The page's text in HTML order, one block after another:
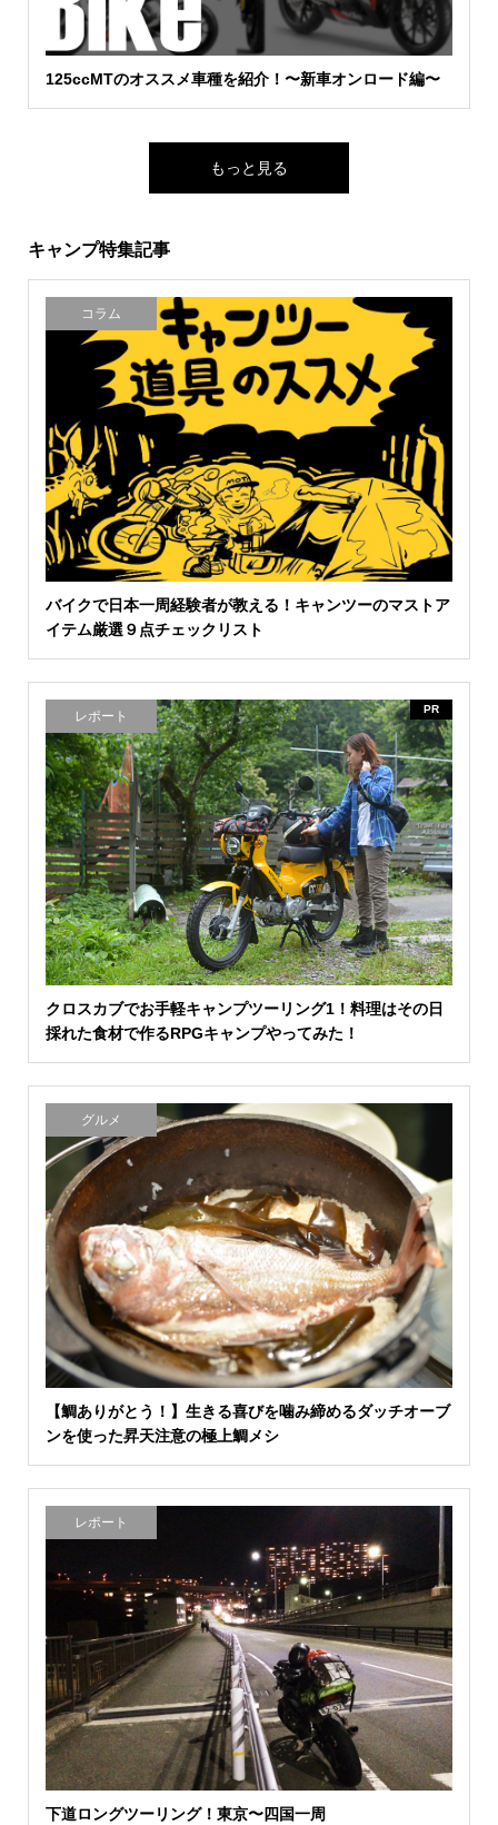
125ccMTのオススメ車種を紹介！〜新車オンロード編〜
もっと見る
キャンプ特集記事
コラム
バイクで日本一周経験者が教える！キャンツーのマストア
イテム厳選９点チェックリスト
レポート PR
クロスカブでお手軽キャンプツーリング1！料理はその日
採れた食材で作るRPGキャンプやってみた！
グルメ
【鯛ありがとう！】生きる喜びを噛み締めるダッチオーブ
ンを使った昇天注意の極上鯛メシ
レポート
下道ロングツーリング！東京〜四国一周